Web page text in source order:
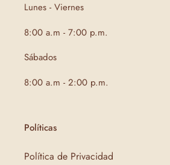
Lunes - Viernes
8:00 a.m - 7:00 p.m.
Sábados
8:00 a.m - 2:00 p.m.
Políticas
Política de Privacidad